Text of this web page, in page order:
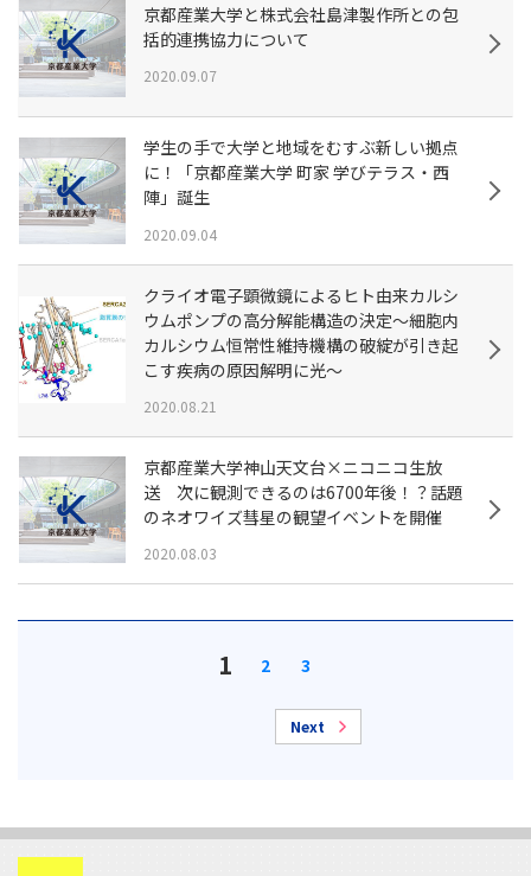
京都産業大学と株式会社島津製作所との包
括的連携協力について
2020.09.07
学生の手で大学と地域をむすぶ新しい拠点
に！「京都産業大学 町家 学びテラス・西
陣」誕生
2020.09.04
クライオ電子顕微鏡によるヒト由来カルシ
ウムポンプの高分解能構造の決定～細胞内
カルシウム恒常性維持機構の破綻が引き起
こす疾病の原因解明に光～
2020.08.21
京都産業大学神山天文台×ニコニコ生放
送 次に観測できるのは6700年後！？話題
のネオワイズ彗星の観望イベントを開催
2020.08.03
1 2 3
Next